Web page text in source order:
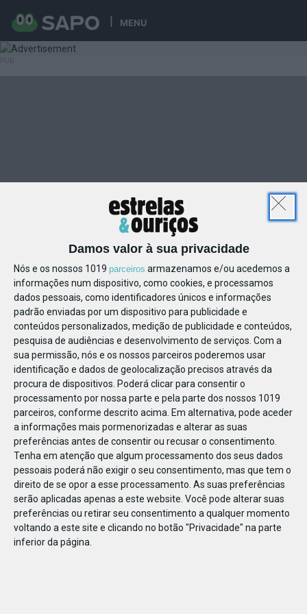
Damos valor à sua privacidade
Nós e os nossos 1019 parceiros armazenamos e/ou acedemos a
informações num dispositivo, como cookies, e processamos
dados pessoais, como identificadores únicos e informações
padrão enviadas por um dispositivo para publicidade e
conteúdos personalizados, medição de publicidade e conteúdos,
pesquisa de audiências e desenvolvimento de serviços. Com a
sua permissão, nós e os nossos parceiros poderemos usar
identificação e dados de geolocalização precisos através da
procura de dispositivos. Poderá clicar para consentir o
processamento por nossa parte e pela parte dos nossos 1019
parceiros, conforme descrito acima. Em alternativa, pode aceder
a informações mais pormenorizadas e alterar as suas
preferências antes de consentir ou recusar o consentimento.
Tenha em atenção que algum processamento dos seus dados
pessoais poderá não exigir o seu consentimento, mas que tem o
direito de se opor a esse processamento. As suas preferências
serão aplicadas apenas a este website. Você pode alterar suas
preferências ou retirar seu consentimento a qualquer momento
voltando a este site e clicando no botão "Privacidade" na parte
inferior da página.
MENU
793931960851588